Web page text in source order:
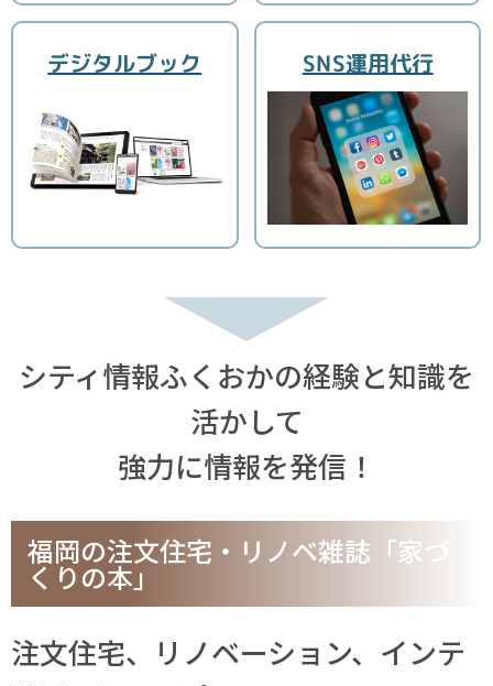
デジタルブック SNS運用代行
シティ情報ふくおかの経験と知識を
活かして
強力に情報を発信！
福岡の注文住宅・リノベ雑誌「家づ
くりの本」
注文住宅、リノベーション、インテ